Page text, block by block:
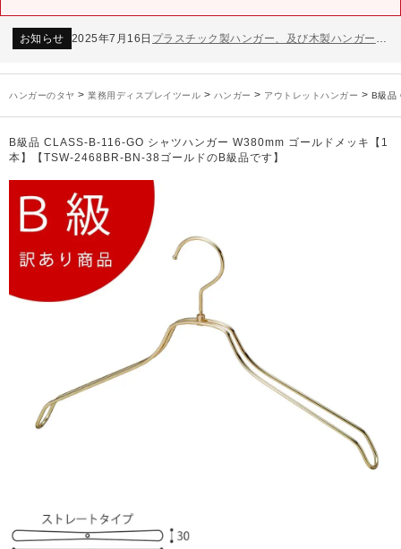
お知らせ 2025年7月16日
プラスチック製ハンガー、及び木製ハンガーKシリーズ 価格改定のお知らせ
お知らせ
2025年3月14日 木製ハンガーNシリーズ価格改定のお知らせ
お知らせ 2025年3月14日木製ハンガーNシリーズ価格改定のお知らせ
未分類 2024年12月19日
お知らせ
2024年12月12日
ハンガーのタヤ > 業務用ディスプレイツール > ハンガー > アウトレットハンガー > B級品
B級品 CLASS-B-116-GO シャツハンガー W380mm ゴールドメッキ【1
本】【TSW-2468BR-BN-38ゴールドのB級品です】